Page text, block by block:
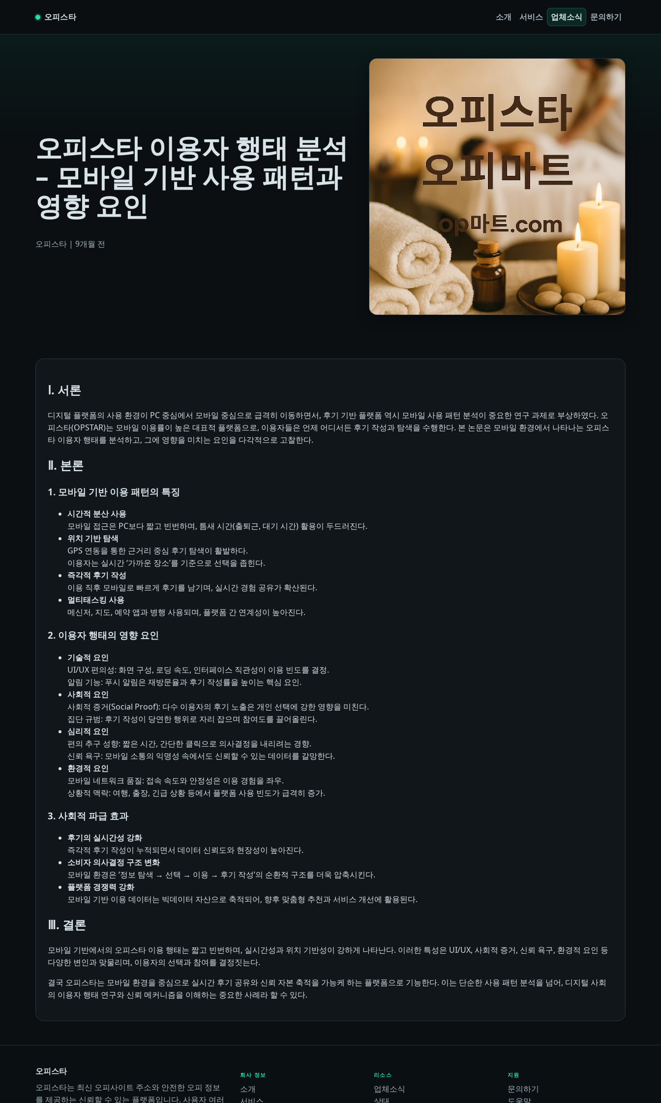
오피스타
소개 서비스 업체소식 문의하기
오피스타 이용자 행태 분석
– 모바일 기반 사용 패턴과
영향 요인
오피스타 | 9개월 전
Ⅰ. 서론
디지털 플랫폼의 사용 환경이 PC 중심에서 모바일 중심으로 급격히 이동하면서, 후기 기반 플랫폼 역시 모바일 사용 패턴 분석이 중요한 연구 과제로 부상하였다. 오
피스타(OPSTAR)는 모바일 이용률이 높은 대표적 플랫폼으로, 이용자들은 언제 어디서든 후기 작성과 탐색을 수행한다. 본 논문은 모바일 환경에서 나타나는 오피스
타 이용자 행태를 분석하고, 그에 영향을 미치는 요인을 다각적으로 고찰한다.
Ⅱ. 본론
1. 모바일 기반 이용 패턴의 특징
시간적 분산 사용
모바일 접근은 PC보다 짧고 빈번하며, 틈새 시간(출퇴근, 대기 시간) 활용이 두드러진다.
위치 기반 탐색
GPS 연동을 통한 근거리 중심 후기 탐색이 활발하다.
이용자는 실시간 ‘가까운 장소’를 기준으로 선택을 좁힌다.
즉각적 후기 작성
이용 직후 모바일로 빠르게 후기를 남기며, 실시간 경험 공유가 확산된다.
멀티태스킹 사용
메신저, 지도, 예약 앱과 병행 사용되며, 플랫폼 간 연계성이 높아진다.
2. 이용자 행태의 영향 요인
기술적 요인
UI/UX 편의성: 화면 구성, 로딩 속도, 인터페이스 직관성이 이용 빈도를 결정.
알림 기능: 푸시 알림은 재방문율과 후기 작성률을 높이는 핵심 요인.
사회적 요인
사회적 증거(Social Proof): 다수 이용자의 후기 노출은 개인 선택에 강한 영향을 미친다.
집단 규범: 후기 작성이 당연한 행위로 자리 잡으며 참여도를 끌어올린다.
심리적 요인
편의 추구 성향: 짧은 시간, 간단한 클릭으로 의사결정을 내리려는 경향.
신뢰 욕구: 모바일 소통의 익명성 속에서도 신뢰할 수 있는 데이터를 갈망한다.
환경적 요인
모바일 네트워크 품질: 접속 속도와 안정성은 이용 경험을 좌우.
상황적 맥락: 여행, 출장, 긴급 상황 등에서 플랫폼 사용 빈도가 급격히 증가.
3. 사회적 파급 효과
후기의 실시간성 강화
즉각적 후기 작성이 누적되면서 데이터 신뢰도와 현장성이 높아진다.
소비자 의사결정 구조 변화
모바일 환경은 ‘정보 탐색 → 선택 → 이용 → 후기 작성’의 순환적 구조를 더욱 압축시킨다.
플랫폼 경쟁력 강화
모바일 기반 이용 데이터는 빅데이터 자산으로 축적되어, 향후 맞춤형 추천과 서비스 개선에 활용된다.
Ⅲ. 결론
모바일 기반에서의 오피스타 이용 행태는 짧고 빈번하며, 실시간성과 위치 기반성이 강하게 나타난다. 이러한 특성은 UI/UX, 사회적 증거, 신뢰 욕구, 환경적 요인 등
다양한 변인과 맞물리며, 이용자의 선택과 참여를 결정짓는다.
결국 오피스타는 모바일 환경을 중심으로 실시간 후기 공유와 신뢰 자본 축적을 가능케 하는 플랫폼으로 기능한다. 이는 단순한 사용 패턴 분석을 넘어, 디지털 사회
의 이용자 행태 연구와 신뢰 메커니즘을 이해하는 중요한 사례라 할 수 있다.
오피스타
오피스타는 최신 오피사이트 주소와 안전한 오피 정보
를 제공하는 신뢰할 수 있는 플랫폼입니다. 사용자 여러
회사 정보
소개
리소스
업체소식
지원
문의하기